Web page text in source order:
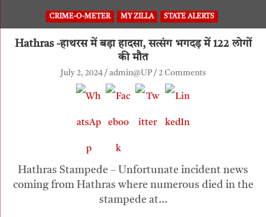
CRIME-O-METER MY ZILLA STATE ALERTS
Hathras -हाथरस में बड़ा हादसा, सत्संग भगदड़ में 122 लोगों
की मौत
July 2, 2024 admin@UP 2 Comments
Hathras Stampede – Unfortunate incident news
coming from Hathras where numerous died in the
stampede at…